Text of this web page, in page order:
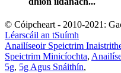
© Cóipcheart - 2010-2021:
Léarscáil an tSuímh
Anailíseoir Speictrim
Speictrim Minicíochta,
5g, 5g Agus Snáithín,